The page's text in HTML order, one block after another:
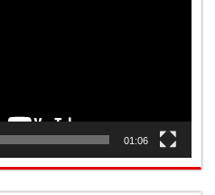
01:06